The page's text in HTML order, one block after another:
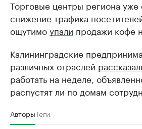
Торговые центры региона
снижение трафика
ощутимоупали продажи кофе
Калининградские
различных отраслей
работать на неделе,
распустят ли по домам
АвторыТеги